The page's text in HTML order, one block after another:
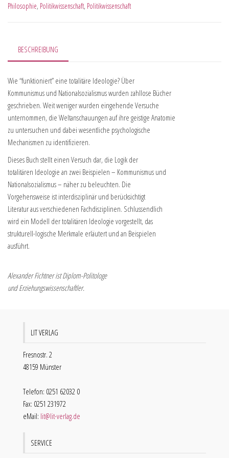
Philosophie, Politikwissenschaft, Politikwissenschaft
BESCHREIBUNG
Wie “funktioniert” eine totalitäre Ideologie? Über
Kommunismus und Nationalsozialismus wurden zahllose Bücher
geschrieben. Weit weniger wurden eingehende Versuche
unternommen, die Weltanschauungen auf ihre geistige Anatomie
zu untersuchen und dabei wesentliche psychologische
Mechanismen zu identifizieren.
Dieses Buch stellt einen Versuch dar, die Logik der
totalitären Ideologie an zwei Beispielen – Kommunismus und
Nationalsozialismus – näher zu beleuchten. Die
Vorgehensweise ist interdisziplinär und berücksichtigt
Literatur aus verschiedenen Fachdisziplinen. Schlussendlich
wird ein Modell der totalitären Ideologie vorgestellt, das
strukturell-logische Merkmale erläutert und an Beispielen
ausführt.
Alexander Fichtner ist Diplom-Politologe
und Erziehungswissenschaftler.
LIT VERLAG
Fresnostr. 2
48159 Münster
Telefon: 0251 62032 0
Fax: 0251 231972
eMail: lit@lit-verlag.de
SERVICE